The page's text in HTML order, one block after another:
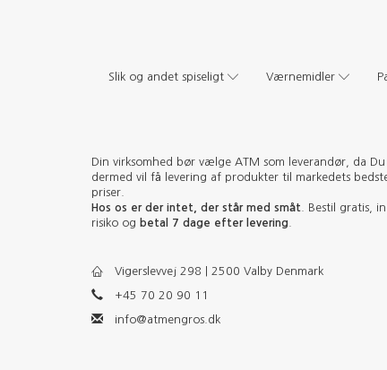
Slik og andet spiseligt Værnemidler
Din virksomhed bør vælge ATM som leverandør, da Du
dermed vil få levering af produkter til markedets
priser.
Hos os er der intet, der står med småt . Bestil gratis,
risiko og betal 7 dage efter levering
Vigerslevvej 298 | 2500 Valby Denmark
+45 70 20 90 11
info@atmengros.dk